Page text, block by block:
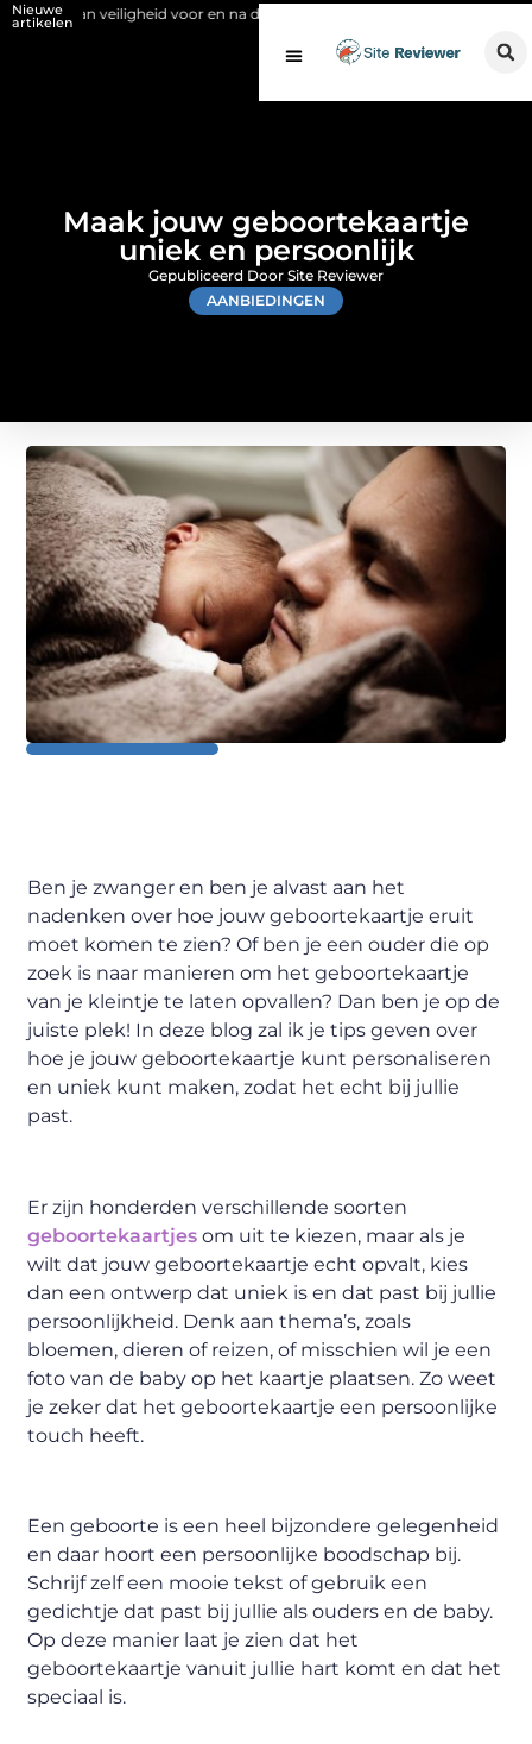
Nieuwe
artikelen
veiligheid voor en na de SCIOS-keuring van de stookinstallatie
Maak jouw geboortekaartje
uniek en persoonlijk
AANBIEDINGEN
Gepubliceerd Door Site Reviewer
Ben je zwanger en ben je alvast aan het
nadenken over hoe jouw geboortekaartje eruit
moet komen te zien? Of ben je een ouder die op
zoek is naar manieren om het geboortekaartje
van je kleintje te laten opvallen? Dan ben je op de
juiste plek! In deze blog zal ik je tips geven over
hoe je jouw geboortekaartje kunt personaliseren
en uniek kunt maken, zodat het echt bij jullie
past.
Er zijn honderden verschillende soorten
geboortekaartjesom uit te kiezen, maar als je
wilt dat jouw geboortekaartje echt opvalt, kies
dan een ontwerp dat uniek is en dat past bij jullie
persoonlijkheid. Denk aan thema’s, zoals
bloemen, dieren of reizen, of misschien wil je een
foto van de baby op het kaartje plaatsen. Zo weet
je zeker dat het geboortekaartje een persoonlijke
touch heeft.
Een geboorte is een heel bijzondere gelegenheid
en daar hoort een persoonlijke boodschap bij.
Schrijf zelf een mooie tekst of gebruik een
gedichtje dat past bij jullie als ouders en de baby.
Op deze manier laat je zien dat het
geboortekaartje vanuit jullie hart komt en dat het
speciaal is.